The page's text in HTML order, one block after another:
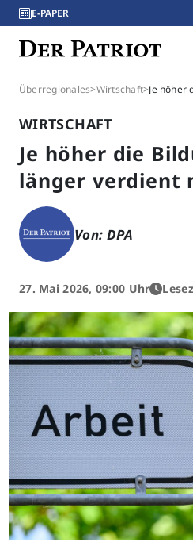
E-PAPER
Überregionales>Wirtschaft>
WIRTSCHAFT
Je höher die
länger verdient
Von: DPA
27. Mai 2026, 09:00 Uhr